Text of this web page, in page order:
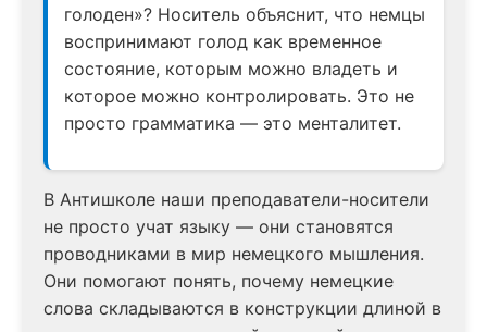
голоден»? Носитель объяснит, что немцы
воспринимают голод как временное
состояние, которым можно владеть и
которое можно контролировать. Это не
просто грамматика — это менталитет.
В Антишколе наши преподаватели-носители
не просто учат языку — они становятся
проводниками в мир немецкого мышления.
Они помогают понять, почему немецкие
слова складываются в конструкции длиной в